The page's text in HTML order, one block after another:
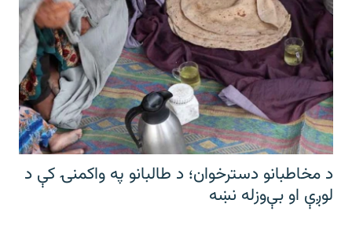
د مخاطبانو دسترخوان؛ د طالبانو په واکمنۍ کې د
لوږې او بې‌وزله نښه